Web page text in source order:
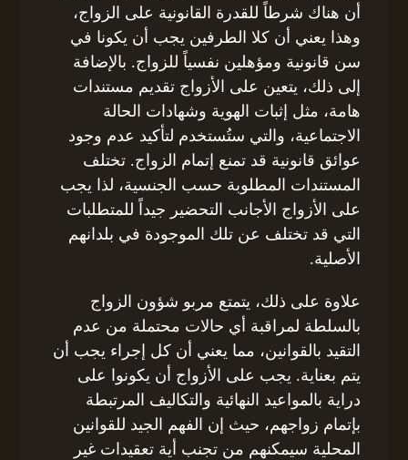
أن هناك شرطاً للقدرة القانونية على الزواج،
وهذا يعني أن كلا الطرفين يجب أن يكونا في
سن قانونية ومؤهلين نفسياً للزواج. بالإضافة
إلى ذلك، يتعين على الأزواج تقديم مستندات
هامة، مثل إثبات الهوية وشهادات الحالة
الاجتماعية، والتي ستُستخدم لتأكيد عدم وجود
عوائق قانونية قد تمنع إتمام الزواج. تختلف
المستندات المطلوبة حسب الجنسية، لذا يجب
على الأزواج الأجانب التحضير جيداً للمتطلبات
التي قد تختلف عن تلك الموجودة في بلدانهم
الأصلية.
علاوة على ذلك، يتمتع مربو شؤون الزواج
بالسلطة لمراقبة أي حالات محتملة من عدم
التقيد بالقوانين، مما يعني أن كل إجراء يجب أن
يتم بعناية. يجب على الأزواج أن يكونوا على
دراية بالمواعيد النهائية والتكاليف المرتبطة
بإتمام زواجهم، حيث إن الفهم الجيد للقوانين
المحلية سيمكنهم من تجنب أية تعقيدات غير